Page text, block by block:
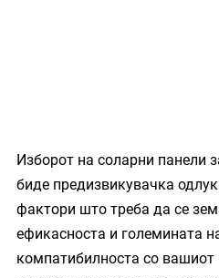
Изборот на соларни
биде предизвикувачка
фактори што треба да се
ефикасноста и големината
компатибилноста со вашиот